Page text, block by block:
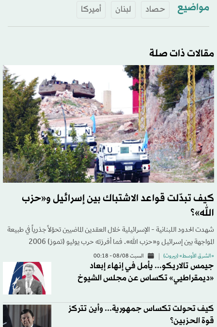
مواضيع حصاد لبنان أميركا
مقالات ذات صلة
كيف تبدّلت قواعد الاشتباك بين إسرائيل و«حزب
الله»؟
شهدت الحدود اللبنانية - الإسرائيلية خلال العقدين الماضيين تحوّلاً جذرياً في طبيعة
المواجهة بين إسرائيل و«حزب الله». فما أفرزته حرب يوليو (تموز) 2006
«الشرق الأوسط» (بيروت) السبت 08/08 - 00:18
جيمس تالاريكو... يأمل في إنهاء إبعاد
«ديمقراطيي» تكساس عن مجلس الشيوخ
كيف تحولت تكساس جمهورية... وأين تتركز
قوة الحزبين؟